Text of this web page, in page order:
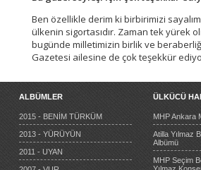
Ben özellikle derim ki birbirimizi
ülkenin sigortasıdır. Zaman tek yürek
bugünde milletimizin birlik ve
Gazetesi ailesine de çok teşekkür
ALBÜMLER
2015 - BENİM TÜRKÜM
2013 - YÜRÜYÜN
2011 - UYAN
ÜLKÜCÜ
MHP Ankara
Atilla Yılmaz
Albümü
MHP Seçim